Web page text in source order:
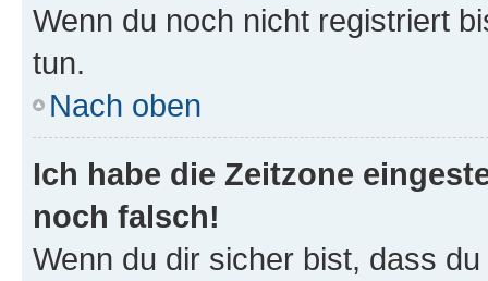
Wenn du noch nicht registriert
tun.
Nach oben
Ich habe die Zeitzone
noch falsch!
Wenn du dir sicher bist, dass